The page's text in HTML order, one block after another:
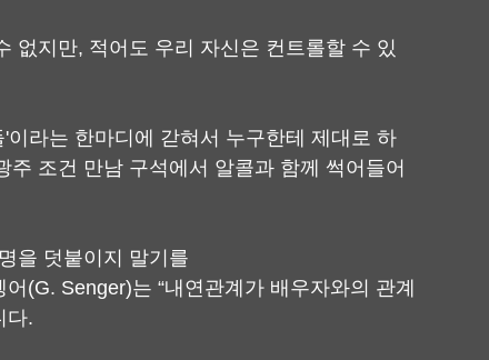
없지만, 적어도 우리 자신은 컨트롤할 수 있
라는 한마디에 갇혀서 누구한테 제대로 하
주 조건 만남 구석에서 알콜과 함께 썩어들어
을 덧붙이지 말기를
(G. Senger)는 “내연관계가 배우자와의 관계
다.